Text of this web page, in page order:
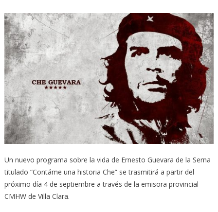
Un nuevo programa sobre la vida de Ernesto Guevara de la Serna
titulado “Contáme una historia Che” se trasmitirá a partir del
próximo día 4 de septiembre a través de la emisora provincial
CMHW de Villa Clara.